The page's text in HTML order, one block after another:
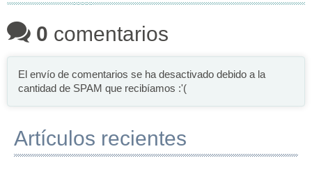
0 comentarios
El envío de comentarios se ha desactivado debido a la
cantidad de SPAM que recibíamos :'(
Artículos recientes